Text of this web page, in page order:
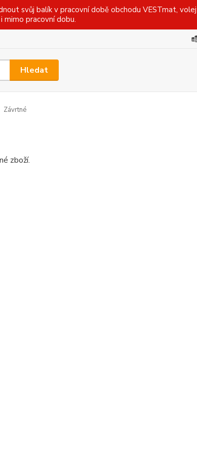
svůj balík v pracovní době obchodu VESTmat,
mimo pracovní dobu.
Hledat
Závrtné
zboží.